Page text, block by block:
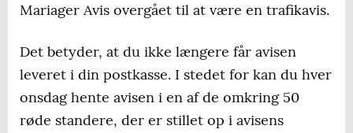
Mariager Avis overgået til at være en trafikavis.
Det betyder, at du ikke længere får avisen
leveret i din postkasse. I stedet for kan du hver
onsdag hente avisen i en af de omkring 50
røde standere, der er stillet op i avisens